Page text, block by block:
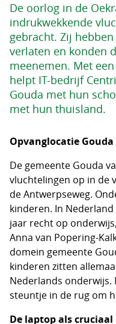
De oorlog in de
indrukwekkende
gebracht. Zij
verlaten en konden
meenemen. Met
helpt IT-bedrijf
Gouda met hun
met hun thuisland.
Opvanglocatie Gouda
De gemeente Gouda
vluchtelingen op in de
de Antwerpseweg.
kinderen. In
jaar recht op
Anna van Popering-
domein gemeente
kinderen zitten
Nederlands onderwijs.
steuntje in de rug om
De laptop als